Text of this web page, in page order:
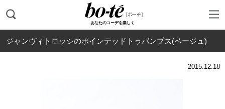
あなたのコーデを楽しく
ジャンヴィトロッシのポインテッドトゥパンプス(ベージュ)
2015.12.18